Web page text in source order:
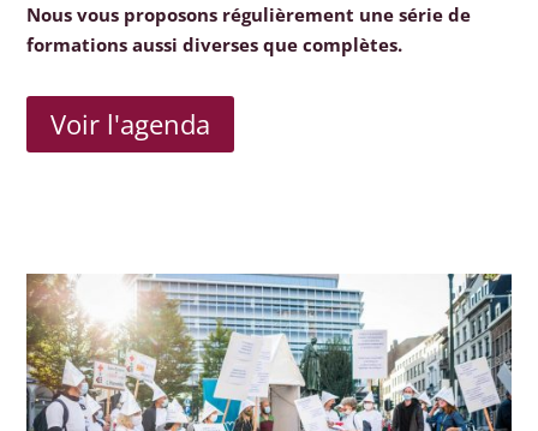
Nous vous proposons régulièrement une série de
formations aussi diverses que complètes.
Voir l'agenda